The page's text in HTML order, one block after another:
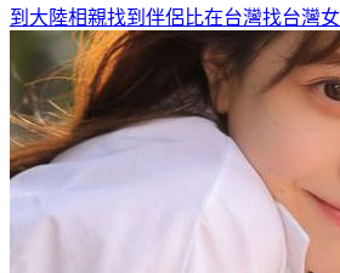
到大陸相親找到伴侶比在台灣找台灣